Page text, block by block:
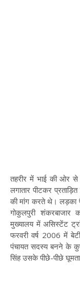
तहरीर में भाई की ओर
लगातार पीटकर
की मांग करते थे। लड़का
गोकुलपुरी शंकरबाजार
मुख्यालय में असिस्टेंट
फरवरी वर्ष 2006 में
पंचायत सदस्य बनने के कुछ
सिंह उसके पीछे-पीछे